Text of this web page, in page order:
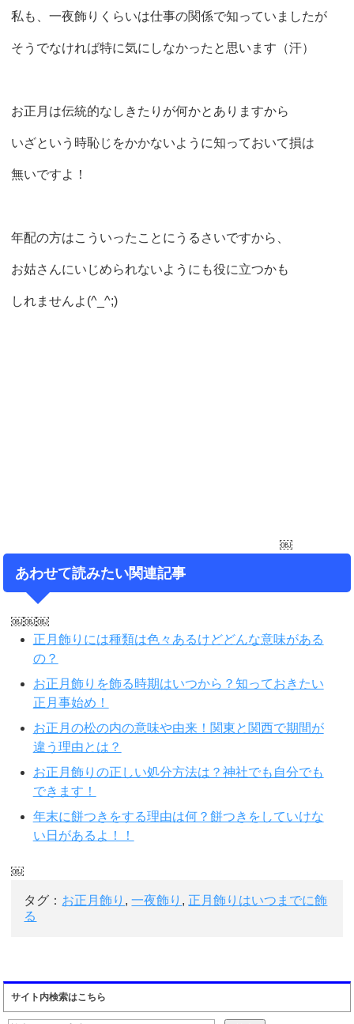
私も、一夜飾りくらいは仕事の関係で知っていましたが
そうでなければ特に気にしなかったと思います（汗）
お正月は伝統的なしきたりが何かとありますから
いざという時恥じをかかないように知っておいて損は
無いですよ！
年配の方はこういったことにうるさいですから、
お姑さんにいじめられないようにも役に立つかも
しれませんよ(^_^;)
￼
あわせて読みたい関連記事
￼￼￼
正月飾りには種類は色々あるけどどんな意味がある
の？
お正月飾りを飾る時期はいつから？知っておきたい
正月事始め！
お正月の松の内の意味や由来！関東と関西で期間が
違う理由とは？
お正月飾りの正しい処分方法は？神社でも自分でも
できます！
年末に餅つきをする理由は何？餅つきをしていけな
い日があるよ！！
￼
タグ： お正月飾り ,一夜飾り , 正月飾りはいつまでに飾
る
サイト内検索はこちら